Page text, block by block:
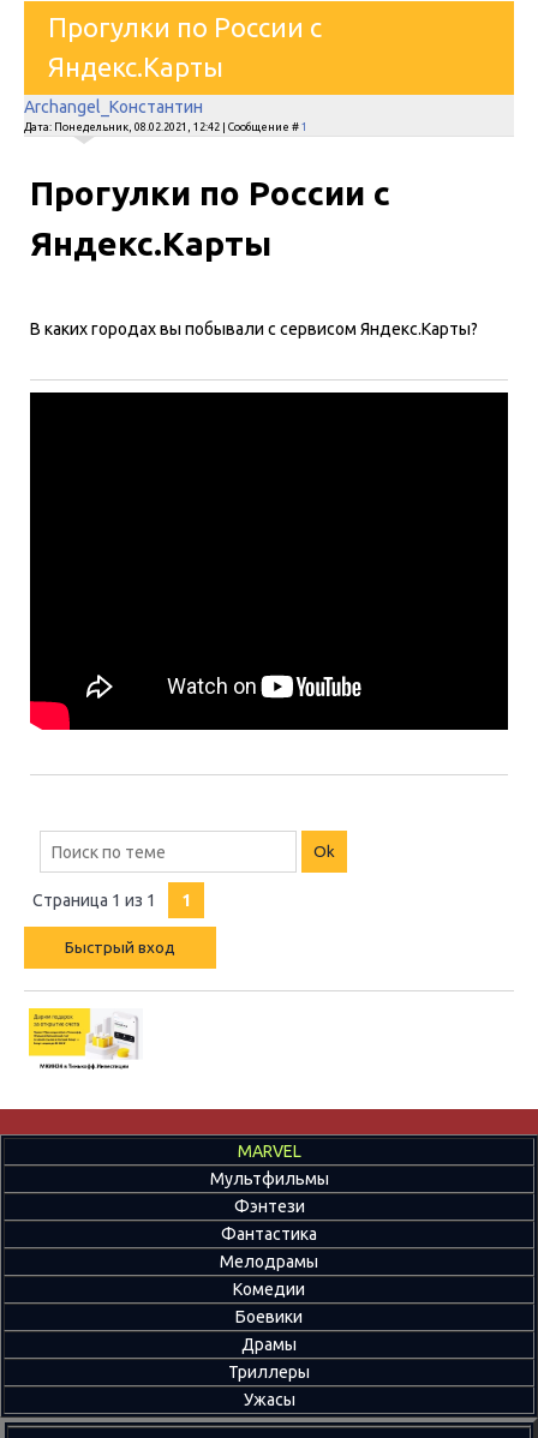
Прогулки по России с
Яндекс.Карты
Archangel_Константин
Дата: Понедельник, 08.02.2021, 12:42 | Сообщение # 1
Прогулки по России с
Яндекс.Карты
В каких городах вы побывали с сервисом Яндекс.Карты?
Страница 1 из 1 1
MARVEL
Мультфильмы
Фэнтези
Фантастика
Мелодрамы
Комедии
Боевики
Драмы
Триллеры
Ужасы